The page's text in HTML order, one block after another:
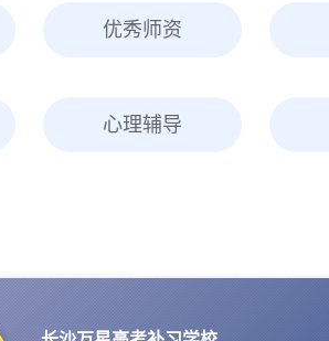
优秀师资
心理辅导